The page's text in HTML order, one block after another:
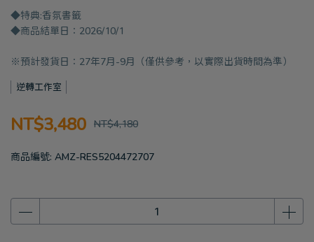
◆特典:香氛書籤
◆商品結單日：2026/10/1
※預計發貨日：27年7月-9月（僅供參考，以實際出貨時間為準）
逆轉工作室
NT$3,480 NT$4,180
商品編號: AMZ-RES5204472707